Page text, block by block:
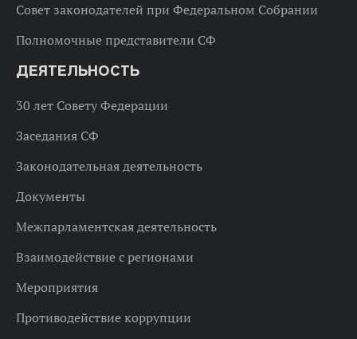
Совет законодателей при Федеральном Собрании
Полномочные представители СФ
ДЕЯТЕЛЬНОСТЬ
30 лет Совету Федерации
Заседания СФ
Законодательная деятельность
Документы
Межпарламентская деятельность
Взаимодействие с регионами
Мероприятия
Противодействие коррупции